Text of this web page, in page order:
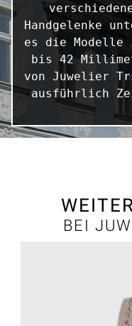
Handgelenke
es die Modelle
bis 42
von Juwelier
ausführlich
BEI